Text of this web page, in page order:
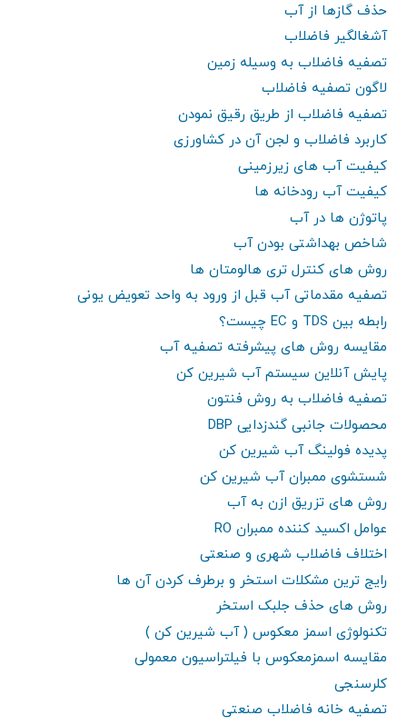
حذف گازها از آب
آشغالگیر فاضلاب
تصفیه فاضلاب به وسیله زمین
لاگون تصفیه فاضلاب
تصفیه فاضلاب از طریق رقیق نمودن
کاربرد فاضلاب و لجن آن در کشاورزی
کیفیت آب های زیرزمینی
کیفیت آب رودخانه ها
پاتوژن ها در آب
شاخص بهداشتی بودن آب
روش های کنترل تری هالومتان ها
تصفیه مقدماتی آب قبل از ورود به واحد تعویض یونی
رابطه بین TDS و EC چیست؟
مقایسه روش های پیشرفته تصفیه آب
پایش آنلاین سیستم آب شیرین کن
تصفیه فاضلاب به روش فنتون
محصولات جانبی گندزدایی DBP
پدیده فولینگ آب شیرین کن
شستشوی ممبران آب شیرین کن
روش های تزریق ازن به آب
عوامل اکسید کننده ممبران RO
اختلاف فاضلاب شهری و صنعتی
رایج ترین مشکلات استخر و برطرف کردن آن ها
روش های حذف جلبک استخر
تکنولوژی اسمز معکوس ( آب شیرین کن )
مقایسه اسمزمعکوس با فیلتراسیون معمولی
کلرسنجی
تصفیه خانه فاضلاب صنعتی